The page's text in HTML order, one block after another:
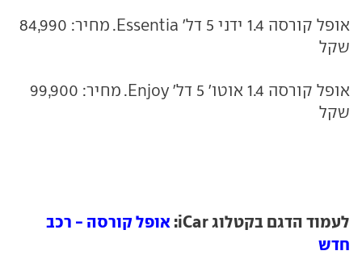
אופל קורסה 1.4 ידני 5 דל' Essentia. מחיר: 84,990
שקל
אופל קורסה 1.4 אוטו' 5 דל' Enjoy. מחיר: 99,900
שקל
לעמוד הדגם בקטלוג iCar:
אופל קורסה - רכב
חדש